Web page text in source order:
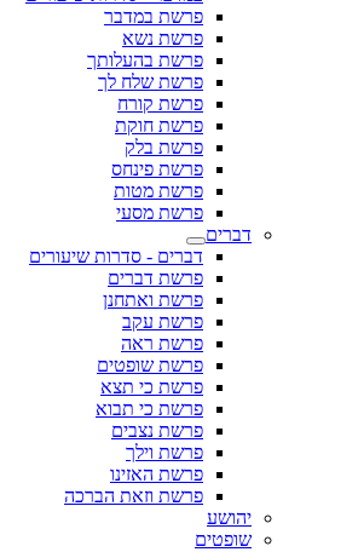
פרשת במדבר
פרשת נשא
פרשת בהעלותך
פרשת שלח לך
פרשת קורח
פרשת חוקת
פרשת בלק
פרשת פינחס
פרשת מטות
פרשת מסעי
דברים
דברים - סדרות שיעורים
פרשת דברים
פרשת ואתחנן
פרשת עקב
פרשת ראה
פרשת שופטים
פרשת כי תצא
פרשת כי תבוא
פרשת נצבים
פרשת וילך
פרשת האזינו
פרשת וזאת הברכה
יהושע
שופטים